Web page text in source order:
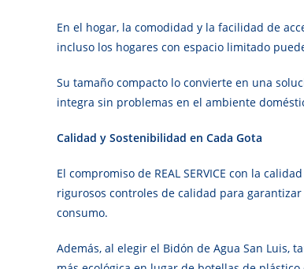
En el hogar, la comodidad y la facilidad de
incluso los hogares con espacio limitado
Su tamaño compacto lo convierte en una
integra sin problemas en el ambiente
Calidad y Sostenibilidad en Cada Gota
El compromiso de REAL SERVICE con la
rigurosos controles de calidad para
consumo.
Además, al elegir el Bidón de Agua San Luis,